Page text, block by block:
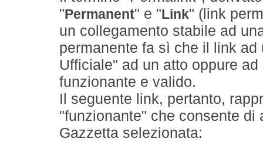
" Permanent" e " Link" (link
un collegamento stabile ad
permanente fa sì che il link
Ufficiale" ad un atto oppure
funzionante e valido.
Il seguente link, pertanto,
"funzionante" che consente
Gazzetta selezionata: